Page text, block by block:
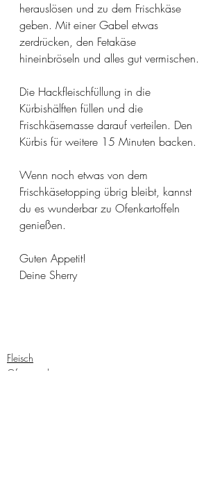
herauslösen und zu dem Frischkäse
geben. Mit einer Gabel etwas
zerdrücken, den Fetakäse
hineinbröseln und alles gut vermischen.
Die Hackfleischfüllung in die
Kürbishälften füllen und die
Frischkäsemasse darauf verteilen. Den
Kürbis für weitere 15 Minuten backen.
Wenn noch etwas von dem
Frischkäsetopping übrig bleibt, kannst
du es wunderbar zu Ofenkartoffeln
genießen.
Guten Appetit!
Deine Sherry
Fleisch
Ofengerichte